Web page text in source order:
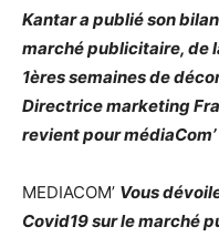
Kantar a publié son
marché publicitaire, de
1ères semaines de
Directrice marketing
revient pour
MEDIACOM’ Vous
Covid19 sur le marché